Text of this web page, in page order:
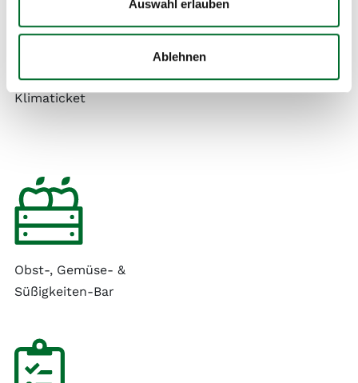
Auswahl erlauben
Ablehnen
Jahreskarte der Wiener Linien
oder Beitrag zu Deinem
Klimaticket
Obst-, Gemüse- &
Süßigkeiten-Bar